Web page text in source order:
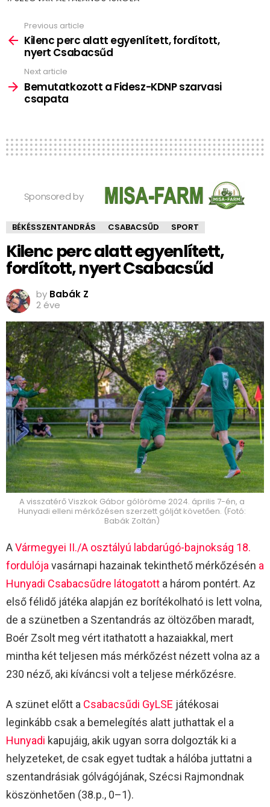
more
Previous article
Kilenc perc alatt egyenlített, fordított,
nyert Csabacsűd
Next article
Bemutatkozott a Fidesz-KDNP szarvasi
csapata
Sponsored by
BÉKÉSSZENTANDRÁS CSABACSŰD SPORT
Kilenc perc alatt egyenlített,
fordított, nyert Csabacsűd
by Babák Z
2 éve
A visszatérő Viszkok Gábor gólöröme 2024. április 7-én, a
Hunyadi elleni mérkőzésen szerzett gólját követően. (Fotó:
Babák Zoltán)
AVármegyei II./A osztályú labdarúgó-bajnokság 18.
fordulója vasárnapi hazainak tekinthető mérkőzésén a
Hunyadi Csabacsűdre látogatott a három pontért. Az
első félidő játéka alapján ez borítékolható is lett volna,
de a szünetben a Szentandrás az öltözőben maradt,
Boér Zsolt meg vért itathatott a hazaiakkal, mert
mintha két teljesen más mérkőzést nézett volna az a
230 néző, aki kíváncsi volt a teljese mérkőzésre.
A szünet előtt a Csabacsűdi GyLSE játékosai
leginkább csak a bemelegítés alatt juthattak el a
Hunyadi kapujáig, akik ugyan sorra dolgozták ki a
helyzeteket, de csak egyet tudtak a hálóba juttatni a
szentandrásiak gólvágójának, Szécsi Rajmondnak
köszönhetően (38.p., 0–1).